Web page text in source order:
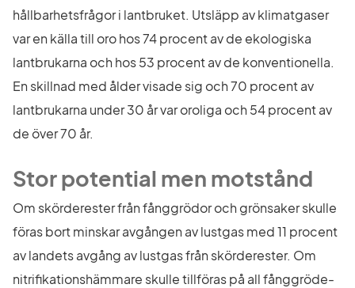
hållbarhetsfrågor i lantbruket. Utsläpp av klimatgaser
var en källa till oro hos 74 procent av de ekologiska
lantbrukarna och hos 53 procent av de konventionella.
En skillnad med ålder visade sig och 70 procent av
lantbrukarna under 30 år var oroliga och 54 procent av
de över 70 år.
Stor potential men motstånd
Om skörderester från fånggrödor och grönsaker skulle
föras bort minskar avgången av lustgas med 11 procent
av landets avgång av lustgas från skörderester. Om
nitrifikationshämmare skulle tillföras på all fånggröde-